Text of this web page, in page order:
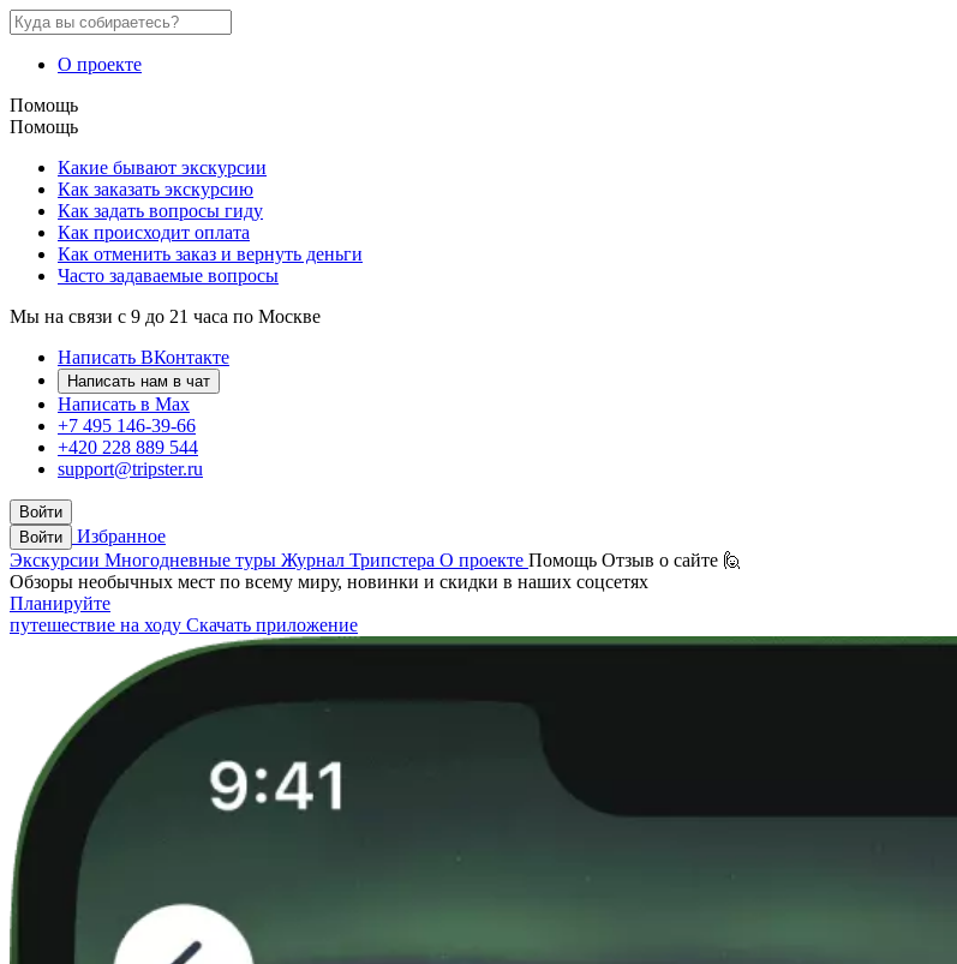
О проекте
Помощь
Помощь
Какие бывают экскурсии
Как заказать экскурсию
Как задать вопросы гиду
Как происходит оплата
Как отменить заказ и вернуть деньги
Часто задаваемые вопросы
Мы на связи с 9 до 21 часа по Москве
Написать ВКонтакте
Написать нам в чат
Написать в Max
+7 495 146-39-66
+420 228 889 544
support@tripster.ru
Войти
Войти
Избранное
Экскурсии Многодневные туры Журнал Трипстера О проекте Помощь Отзыв о сайте 🙋
Обзоры необычных мест по всему миру, новинки и скидки в наших соцсетях
Планируйте
путешествие на ходу Скачать приложение